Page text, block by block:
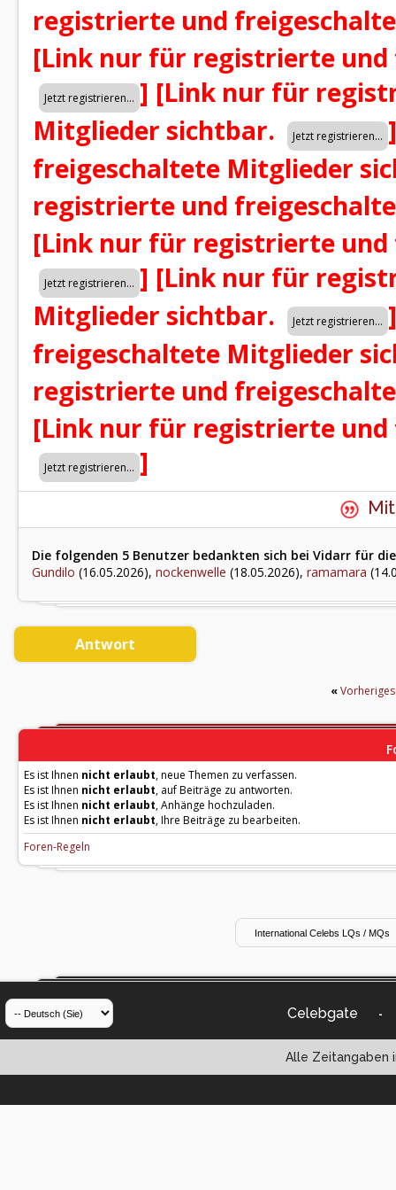
registrierte und
[Link nur für registrierte
] [Link nur für
Mitglieder sichtbar.
]
freigeschaltete Mitglieder
registrierte und
[Link nur für registrierte
] [Link nur für
Mitglieder sichtbar.
]
freigeschaltete Mitglieder
registrierte und
[Link nur für registrierte
]
Die folgenden 5 Benutzer bedankten sich bei Vidarr für
Gundilo (16.05.2026), nockenwelle (18.05.2026), ramamara
Antwort
«
Es ist Ihnen nicht erlaubt, neue Themen zu verfassen.
Es ist Ihnen nicht erlaubt, auf Beiträge zu antworten.
Es ist Ihnen nicht erlaubt, Anhänge hochzuladen.
Es ist Ihnen nicht erlaubt, Ihre Beiträge zu bearbeiten.
Foren-Regeln
Celebgate -
Alle Zeitangaben